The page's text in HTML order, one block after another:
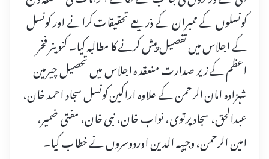
کونسلوں کے ممبران کے ذریعے تحقیقات کرانے اور کونسل
کے اجلاس میں تفصیل پیش کرنے کا مطالبہ کیا۔ کنوینر فخر
اعظم کے زیر صدارت منعقد ہ اجلاس میں تحصیل چیرمین
شہزادہ امان الرحمن کے علاوہ اراکین کونسل سجاد احمد خان،
عبدالحق، سجاد پرتوی، نواب خان، نبی خان، مفتی ضمیر،
امین الرحمن، وجیہہ الدین اوردوسروں نے خطاب کیا۔